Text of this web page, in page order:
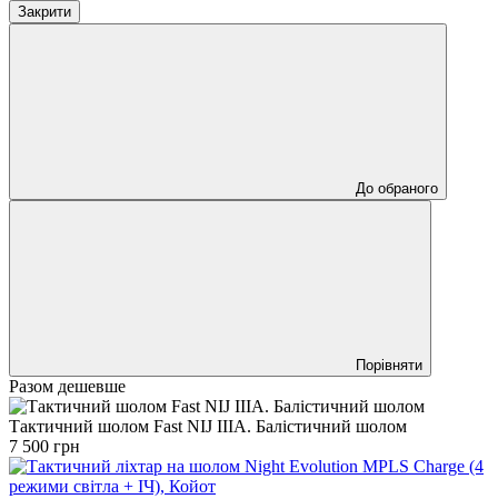
Закрити
До обраного
Порівняти
Разом дешевше
Тактичний шолом Fast NIJ IIIA. Балістичний шолом
7 500 грн